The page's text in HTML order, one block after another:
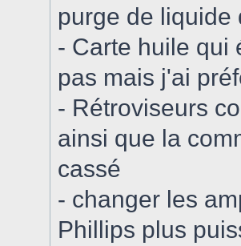
purge de liquide
- Carte huile qui
pas mais j'ai
- Rétroviseurs
ainsi que la
cassé
- changer les
Phillips plus